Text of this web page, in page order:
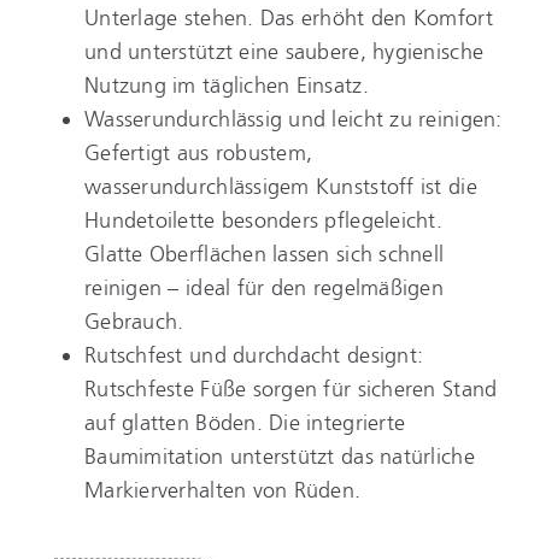
Unterlage stehen. Das erhöht den Komfort
und unterstützt eine saubere, hygienische
Nutzung im täglichen Einsatz.
Wasserundurchlässig und leicht zu reinigen:
Gefertigt aus robustem,
wasserundurchlässigem Kunststoff ist die
Hundetoilette besonders pflegeleicht.
Glatte Oberflächen lassen sich schnell
reinigen – ideal für den regelmäßigen
Gebrauch.
Rutschfest und durchdacht designt:
Rutschfeste Füße sorgen für sicheren Stand
auf glatten Böden. Die integrierte
Baumimitation unterstützt das natürliche
Markierverhalten von Rüden.